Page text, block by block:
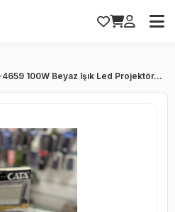
4659 100W Beyaz Işık Led Projektör...